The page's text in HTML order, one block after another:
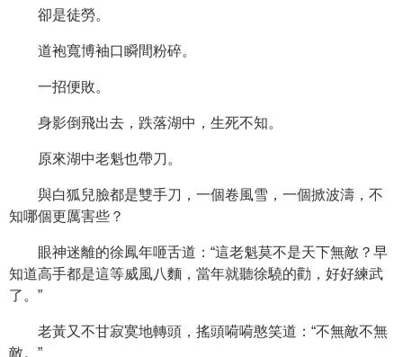
卻是徒勞。
道袍寬博袖口瞬間粉碎。
一招便敗。
身影倒飛出去，跌落湖中，生死不知。
原來湖中老魁也帶刀。
與白狐兒臉都是雙手刀，一個卷風雪，一個掀波濤，不
知哪個更厲害些？
眼神迷離的徐鳳年咂舌道：“這老魁莫不是天下無敵？早
知道高手都是這等威風八麵，當年就聽徐驍的勸，好好練武
了。”
老黃又不甘寂寞地轉頭，搖頭嗬嗬憨笑道：“不無敵不無
敵。”